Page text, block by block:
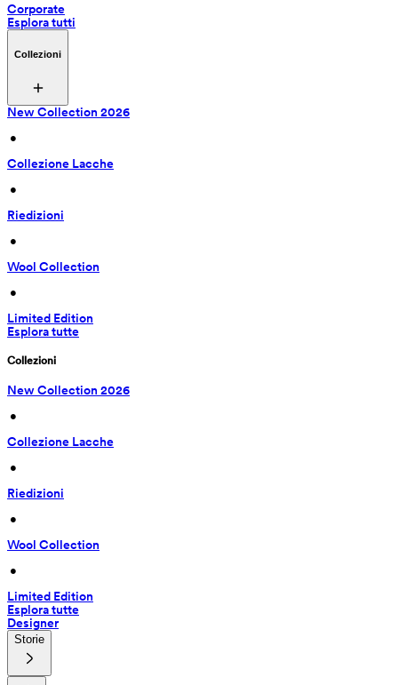
Corporate
Esplora tutti
Collezioni
New Collection 2026
•
Collezione Lacche
•
Riedizioni
•
Wool Collection
•
Limited Edition
Esplora tutte
Collezioni
New Collection 2026
•
Collezione Lacche
•
Riedizioni
•
Wool Collection
•
Limited Edition
Esplora tutte
Designer
Storie